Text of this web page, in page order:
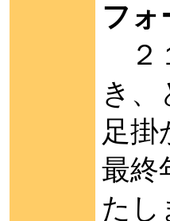
フォ
２
き
足掛
最終
たし